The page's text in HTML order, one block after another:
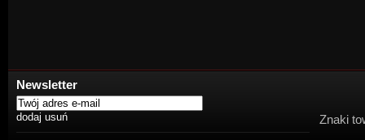
Newsletter
Znaki